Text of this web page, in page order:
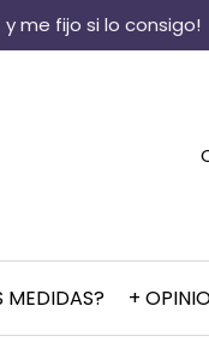
y me fijo si lo consigo!
MEDIDAS? +